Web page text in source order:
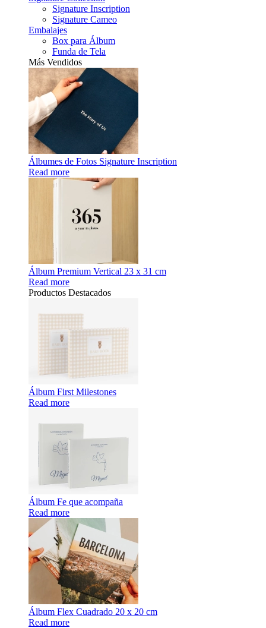
Signature Inscription
Signature Cameo
Embalajes
Box para Álbum
Funda de Tela
Más Vendidos
Álbumes de Fotos Signature Inscription
Read more
Álbum Premium Vertical 23 x 31 cm
Read more
Productos Destacados
Álbum First Milestones
Read more
Álbum Fe que acompaña
Read more
Álbum Flex Cuadrado 20 x 20 cm
Read more